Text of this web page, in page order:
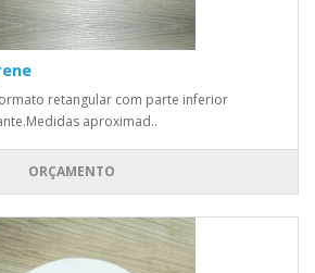
retangular com parte inferior
aproximad..
ORÇAMENTO